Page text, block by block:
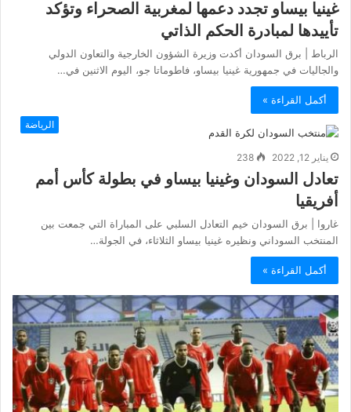
غينيا بيساو تجدد دعمها لمغربية الصحراء وتؤكد
تأييدها لمبادرة الحكم الذاتي
الرباط | برق السودان أكدت وزيرة الشؤون الخارجية والتعاون الدولي
والجاليات في جمهورية غينيا بيساو، فاطوماتا جو، اليوم الاثنين في…
أكمل القراءة »
الرياضة
يناير 12, 2022 238
تعادل السودان وغينيا بيساو في بطولة كأس أمم
أفريقيا
غاروا | برق السودان خيم التعادل السلبي على المباراة التي جمعت بين
المنتخب السوداني ونظيره غينيا بيساو الثلاثاء، في الجولة…
أكمل القراءة »